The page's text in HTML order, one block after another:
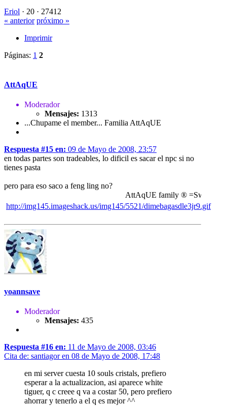
Eriol · 20 · 27412
« anterior próximo »
Imprimir
Páginas: 1 2
AttAqUE
Moderador
Mensajes: 1313
...Chupame el member... Familia AttAqUE
Respuesta #15 en: 09 de Mayo de 2008, 23:57
en todas partes son tradeables, lo dificil es sacar el npc si no
tienes pasta
pero para eso saco a feng ling no?
AttAqUE family ® =Sword of
http://img145.imageshack.us/img145/5521/dimebagasdle3jr9.gif
yoannsave
Moderador
Mensajes: 435
Respuesta #16 en: 11 de Mayo de 2008, 03:46
Cita de: santiagor en 08 de Mayo de 2008, 17:48
en mi server cuesta 10 souls cristals, prefiero
esperar a la actualizacion, asi aparece white
tiguer, q c creee q va a costar 50, pero prefiero
ahorrar y tenerlo a el q es mejor ^^